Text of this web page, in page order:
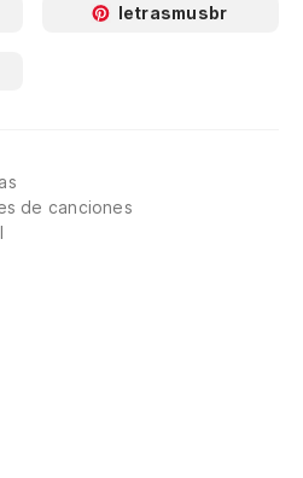
letrasmusbr
de canciones